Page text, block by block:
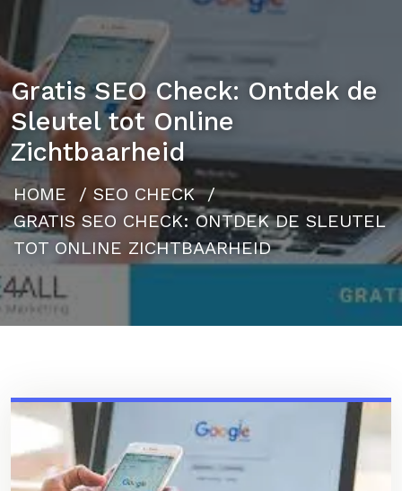
Gratis SEO Check: Ontdek de
Sleutel tot Online
Zichtbaarheid
HOME / SEO CHECK/
GRATIS SEO CHECK: ONTDEK DE SLEUTEL
TOT ONLINE ZICHTBAARHEID